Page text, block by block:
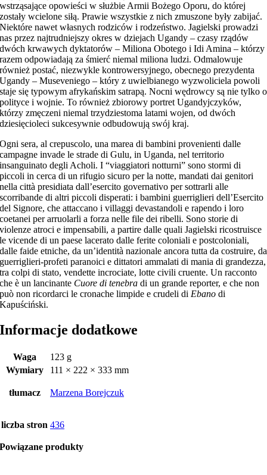
wstrząsające opowieści w służbie Armii Bożego Oporu, do której
zostały wcielone siłą. Prawie wszystkie z nich zmuszone były zabijać.
Niektóre nawet własnych rodziców i rodzeństwo. Jagielski prowadzi
nas przez najtrudniejszy okres w dziejach Ugandy – czasy rządów
dwóch krwawych dyktatorów – Miliona Obotego i Idi Amina – którzy
razem odpowiadają za śmierć niemal miliona ludzi. Odmalowuje
również postać, niezwykle kontrowersyjnego, obecnego prezydenta
Ugandy – Museveniego – który z uwielbianego wyzwoliciela powoli
staje się typowym afrykańskim satrapą. Nocni wędrowcy są nie tylko o
polityce i wojnie. To również zbiorowy portret Ugandyjczyków,
którzy zmęczeni niemal trzydziestoma latami wojen, od dwóch
dziesięcioleci sukcesywnie odbudowują swój kraj.
Ogni sera, al crepuscolo, una marea di bambini provenienti dalle
campagne invade le strade di Gulu, in Uganda, nel territorio
insanguinato degli Acholi. I “viaggiatori notturni” sono stormi di
piccoli in cerca di un rifugio sicuro per la notte, mandati dai genitori
nella città presidiata dall’esercito governativo per sottrarli alle
scorribande di altri piccoli disperati: i bambini guerriglieri dell’Esercito
del Signore, che attaccano i villaggi devastandoli e rapendo i loro
coetanei per arruolarli a forza nelle file dei ribelli. Sono storie di
violenze atroci e impensabili, a partire dalle quali Jagielski ricostruisce
le vicende di un paese lacerato dalle ferite coloniali e postcoloniali,
dalle faide etniche, da un’identità nazionale ancora tutta da costruire, da
guerriglieri-profeti paranoici e dittatori ammalati di mania di grandezza,
tra colpi di stato, vendette incrociate, lotte civili cruente. Un racconto
che è un lancinante Cuore di tenebra di un grande reporter, e che non
può non ricordarci le cronache limpide e crudeli di Ebano di
Kapuściński.
Informacje dodatkowe
Waga
123 g
Wymiary
111 × 222 × 333 mm
tłumacz Marzena Borejczuk
liczba stron 436
Powiązane produkty